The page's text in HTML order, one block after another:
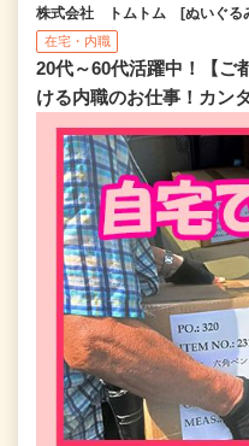
株式会社 トムトム [ぬいぐる
在宅・内職
20代～60代活躍中！【ご
ける内職のお仕事！カン